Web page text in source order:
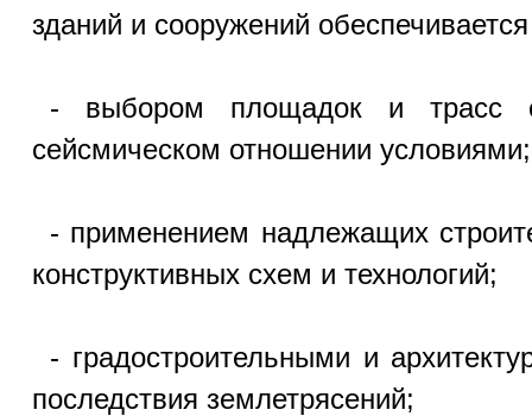
зданий и сооружений
- выбором площадок и трасс
сейсмическом отношении условиями;
- применением надлежащих
конструктивных схем и технологий;
- градостроительными и
последствия землетрясений;